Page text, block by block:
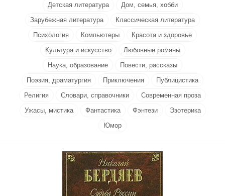
Детская литература
Дом, семья, хобби
Зарубежная литература
Классическая литература
Психология
Компьютеры
Красота и здоровье
Культура и искусство
Любовные романы
Наука, образование
Повести, рассказы
Поэзия, драматургия
Приключения
Публицистика
Религия
Словари, справочники
Современная проза
Ужасы, мистика
Фантастика Фэнтези
Эзотерика
Юмор